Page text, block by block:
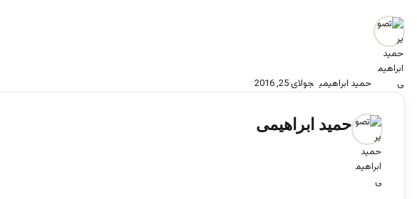
حمید ابراهیمی جولای 25, 2016
حمید ابراهیمی